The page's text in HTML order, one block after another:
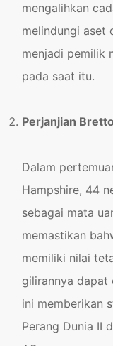
mengalihkan
melindungi aset
menjadi pemilik
pada saat itu.
Perjanjian
Dalam
Hampshire, 44
sebagai mata
memastikan
memiliki nilai
gilirannya dapat
ini memberikan
Perang Dunia II